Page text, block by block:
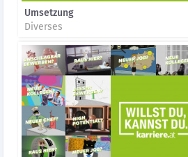
Umsetzung
Diverses